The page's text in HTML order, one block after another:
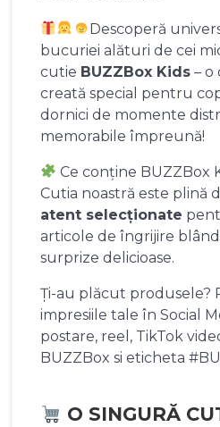
Descoperă
bucuriei alături de cei
cutie BUZZBox Kids – o
creată special pentru
dornici de momente
memorabile împreună!
Ce conține BUZZBox
Cutia noastră este plină
atent selecționate
articole de îngrijire
surprize delicioase.
Ți-au plăcut produsele?
impresiile tale în Social
postare, reel, TikTok
BUZZBox si eticheta
O SINGURĂ